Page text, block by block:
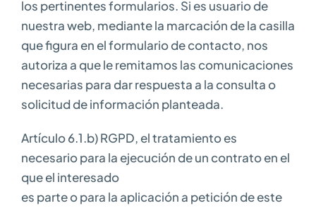
los pertinentes formularios. Si es usuario de
nuestra web, mediante la marcación de la casilla
que figura en el formulario de contacto, nos
autoriza a que le remitamos las comunicaciones
necesarias para dar respuesta a la consulta o
solicitud de información planteada.
Artículo 6.1.b) RGPD, el tratamiento es
necesario para la ejecución de un contrato en el
que el interesado
es parte o para la aplicación a petición de este